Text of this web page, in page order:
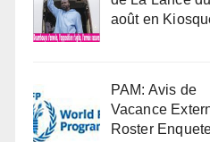
août en
PAM: Avis de
Vacance
Roster